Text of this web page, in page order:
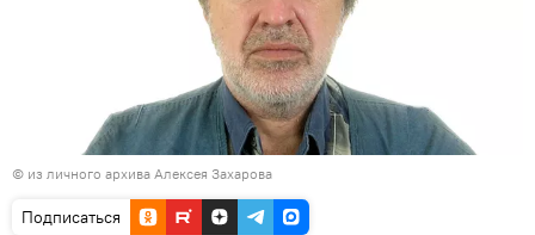
© из личного архива Алексея Захарова
Подписаться